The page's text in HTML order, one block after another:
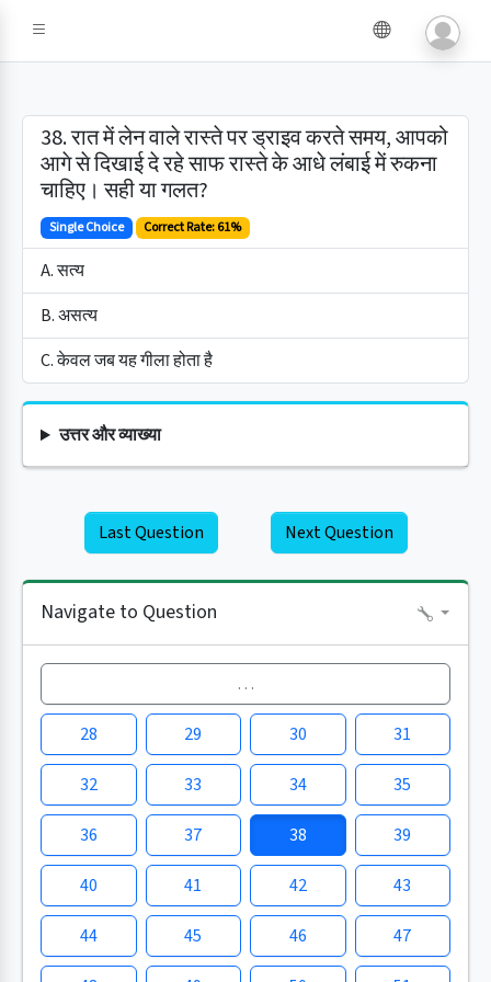
38. रात में लेन वाले रास्ते पर ड्राइव करते समय, आपको
आगे से दिखाई दे रहे साफ रास्ते के आधे लंबाई में रुकना
चाहिए। सही या गलत?
Single Choice Correct Rate: 61%
A. सत्य
B. असत्य
C. केवल जब यह गीला होता है
उत्तर और व्याख्या
Last Question Next Question
Navigate to Question
…
28 29 30 31
32 33 34 35
36 37 38 39
40 41 42 43
44 45 46 47